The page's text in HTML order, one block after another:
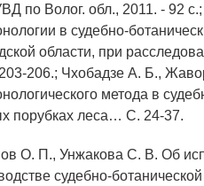
по Волог. обл., 2011. - 92
в судебно-
области, при
206.; Чхобадзе А. Б.,
метода в
порубках леса… С. 24-37.
О. П., Унжакова С. В. Об
судебно-